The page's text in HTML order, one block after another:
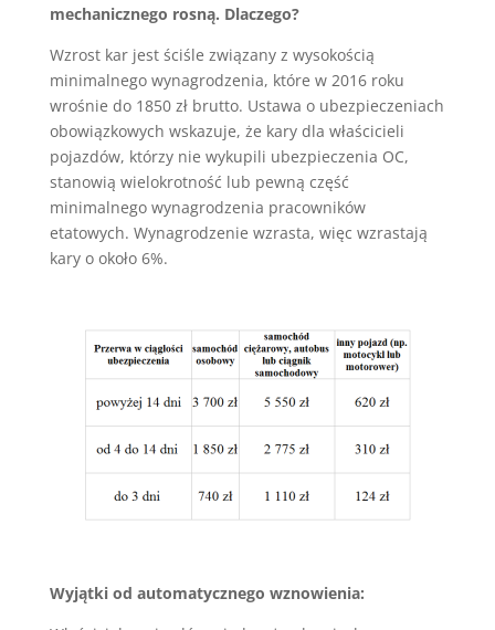
mechanicznego rosną. Dlaczego?
Wzrost kar jest ściśle związany z wysokością
minimalnego wynagrodzenia, które w 2016 roku
wrośnie do 1850 zł brutto. Ustawa o ubezpieczeniach
obowiązkowych wskazuje, że kary dla właścicieli
pojazdów, którzy nie wykupili ubezpieczenia OC,
stanowią wielokrotność lub pewną część
minimalnego wynagrodzenia pracowników
etatowych. Wynagrodzenie wzrasta, więc wzrastają
kary o około 6%.
Wyjątki od automatycznego wznowienia: